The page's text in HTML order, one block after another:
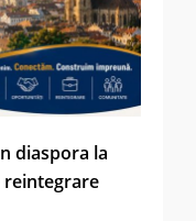
diaspora la